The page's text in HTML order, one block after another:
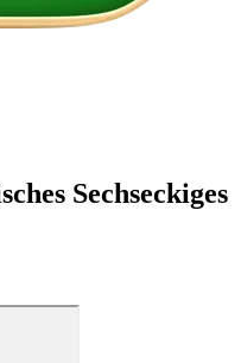
Sechseckiges